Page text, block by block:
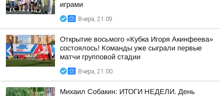
играми
Вчера, 21:09
Открытие восьмого «Кубка Игоря Акинфеева»
состоялось! Команды уже сыграли первые
матчи групповой стадии
Вчера, 21:00
Михаил Собакин: ИТОГИ НЕДЕЛИ. День